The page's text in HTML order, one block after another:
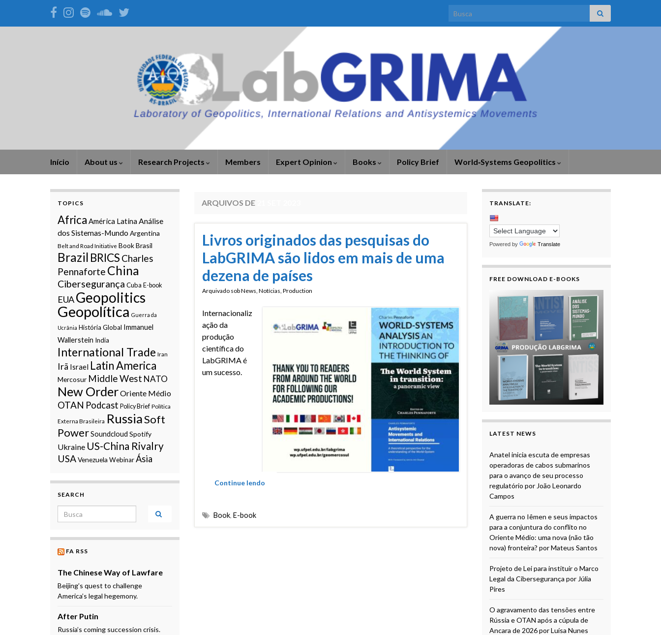
Search for:
Início About us Research Projects Members Expert Opinion Books Policy Brief World‑Systems Geopolitics
ARQUIVOS DE
Livros originados das pesquisas do
LabGRIMA são lidos em mais de uma
dezena de países
Arquivado sobNews, Notícias, Production
Internacionaliz
ação da
produção
científica do
LabGRIMA é
um sucesso.
Continue lendo
Book, E-book
TOPICS
Africa América LatinaAnálise
dos Sistemas-Mundo Argentina
Belt and Road Initiative BookBrasil
Brazil BRICS Charles
Pennaforte China
Cibersegurança Cuba E-book
EUAGeopolitics
Geopolítica Guerra da
Ucrânia História Global Immanuel
Wallerstein India
International Trade Iran
Irã Israel Latin America
Mercosur Middle West NATO
New OrderOriente Médio
OTAN Podcast Policy Brief Política
Externa Brasileira RussiaSoft
PowerSoundcloud Spotify
Ukraine US-China Rivalry
USAVenezuela WebinarÁsia
SEARCH
Search for:
FA RSS
The Chinese Way of Lawfare
Beijing’s quest to challenge
America’s legal hegemony.
After Putin
Russia’s coming succession crisis.
TRANSLATE:
Powered by Translate
FREE DOWNLOAD E-BOOKS
LATEST NEWS
Anatel inicia escuta de empresas
operadoras de cabos submarinos
para o avanço de seu processo
regulatório por João Leonardo
Campos
A guerra no Iêmen e seus impactos
para a conjuntura do conflito no
Oriente Médio: uma nova (não tão
nova) fronteira? por Mateus Santos
Projeto de Lei para instituir o Marco
Legal da Cibersegurança por Júlia
Pires
O agravamento das tensões entre
Rússia e OTAN após a cúpula de
Ancara de 2026 por Luísa Nunes